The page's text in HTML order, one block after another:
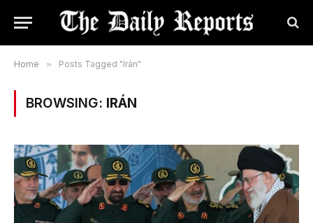
Home » Posts Tagged "Irán"
BROWSING: IRÁN